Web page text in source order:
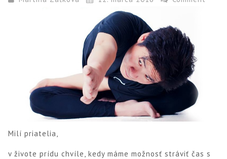
Milí priatelia,
v živote prídu chvíle, kedy máme možnosť stráviť čas s